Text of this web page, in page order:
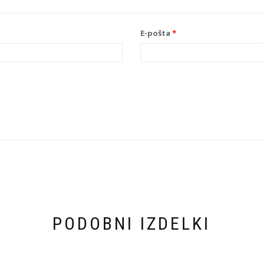
E-pošta *
PODOBNI IZDELKI